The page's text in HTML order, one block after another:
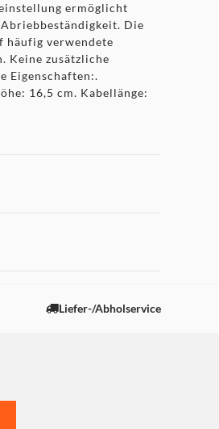
ermöglicht
Die
häufig verwendete
Keine zusätzliche
Eigenschaften:.
16,5 cm. Kabellänge:
Liefer-/Abholservice